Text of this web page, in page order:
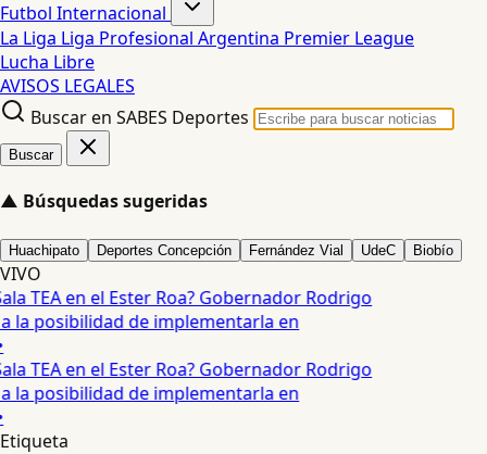
Futbol Internacional
La Liga Liga Profesional Argentina Premier League
Lucha Libre
AVISOS LEGALES
Buscar en SABES Deportes
Buscar
▲ Búsquedas sugeridas
Huachipato Deportes Concepción Fernández Vial UdeC Biobío
VIVO
TEA en el Ester Roa? Gobernador Rodrigo
la posibilidad de implementarla en
TEA en el Ester Roa? Gobernador Rodrigo
la posibilidad de implementarla en
Etiqueta